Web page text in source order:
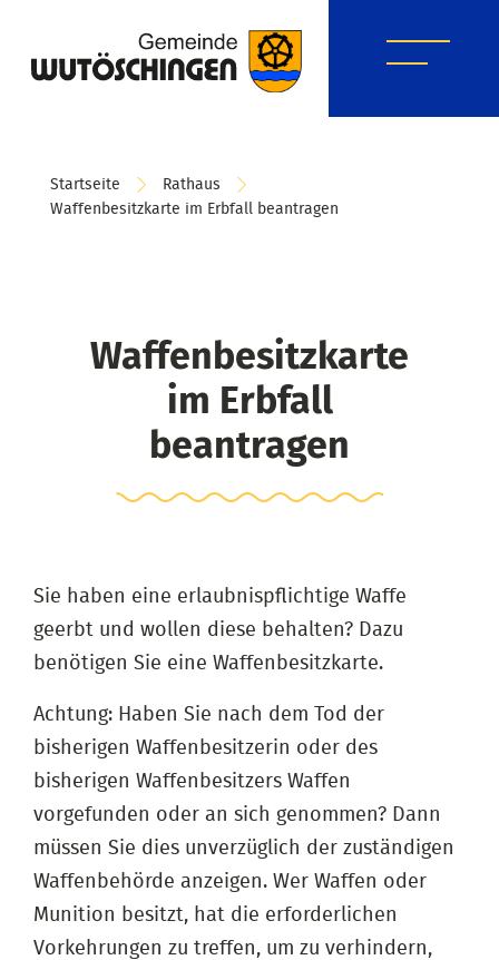
Startseite
Rathaus
Waffenbesitzkarte im Erbfall beantragen
Waffenbesitzkarte
im Erbfall
beantragen
Sie haben eine erlaubnispflichtige Waffe
geerbt und wollen diese behalten? Dazu
benötigen Sie eine Waffenbesitzkarte.
Achtung: Haben Sie nach dem Tod der
bisherigen Waffenbesitzerin oder des
bisherigen Waffenbesitzers Waffen
vorgefunden oder an sich genommen? Dann
müssen Sie dies unverzüglich der zuständigen
Waffenbehörde anzeigen. Wer Waffen oder
Munition besitzt, hat die erforderlichen
Vorkehrungen zu treffen, um zu verhindern,